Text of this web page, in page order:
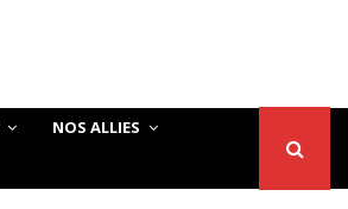
NOS ALLIES